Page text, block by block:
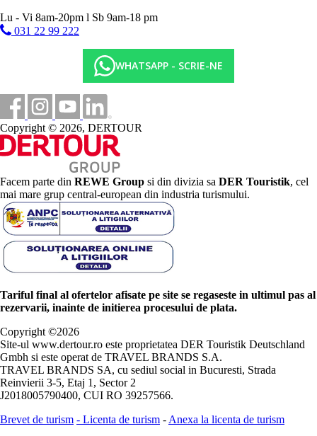
Lu - Vi 8am-20pm l Sb 9am-18 pm
031 22 99 222
WHATSAPP - SCRIE-NE
Copyright © 2026, DERTOUR
Facem parte din REWE Group si din divizia sa DER Touristik, cel
mai mare grup central-european din industria turismului.
Tariful final al ofertelor afisate pe site se regaseste in ultimul pas al
rezervarii, inainte de initierea procesului de plata.
Copyright ©2026
Site-ul www.dertour.ro este proprietatea DER Touristik Deutschland
Gmbh si este operat de TRAVEL BRANDS S.A.
TRAVEL BRANDS SA, cu sediul social in Bucuresti, Strada
Reinvierii 3-5, Etaj 1, Sector 2
J2018005790400, CUI RO 39257566.
Brevet de turism - Licenta de turism - Anexa la licenta de turism